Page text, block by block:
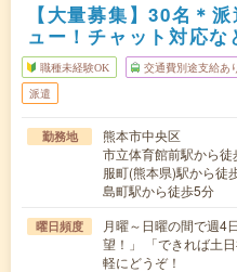
【大量募集】30名＊
ュー！チャット対応な
職種未経験OK 交通費別途支給あ
派遣
勤務地
熊本市中央区
市立体育館前駅から
服町(熊本県)駅から徒
島町駅から徒歩5分
曜日頻度
月曜～日曜の間で週
望！」 「できれば土
軽にどうぞ！